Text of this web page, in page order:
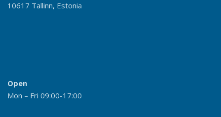
10617 Tallinn, Estonia
Open
Mon – Fri 09:00-17:00